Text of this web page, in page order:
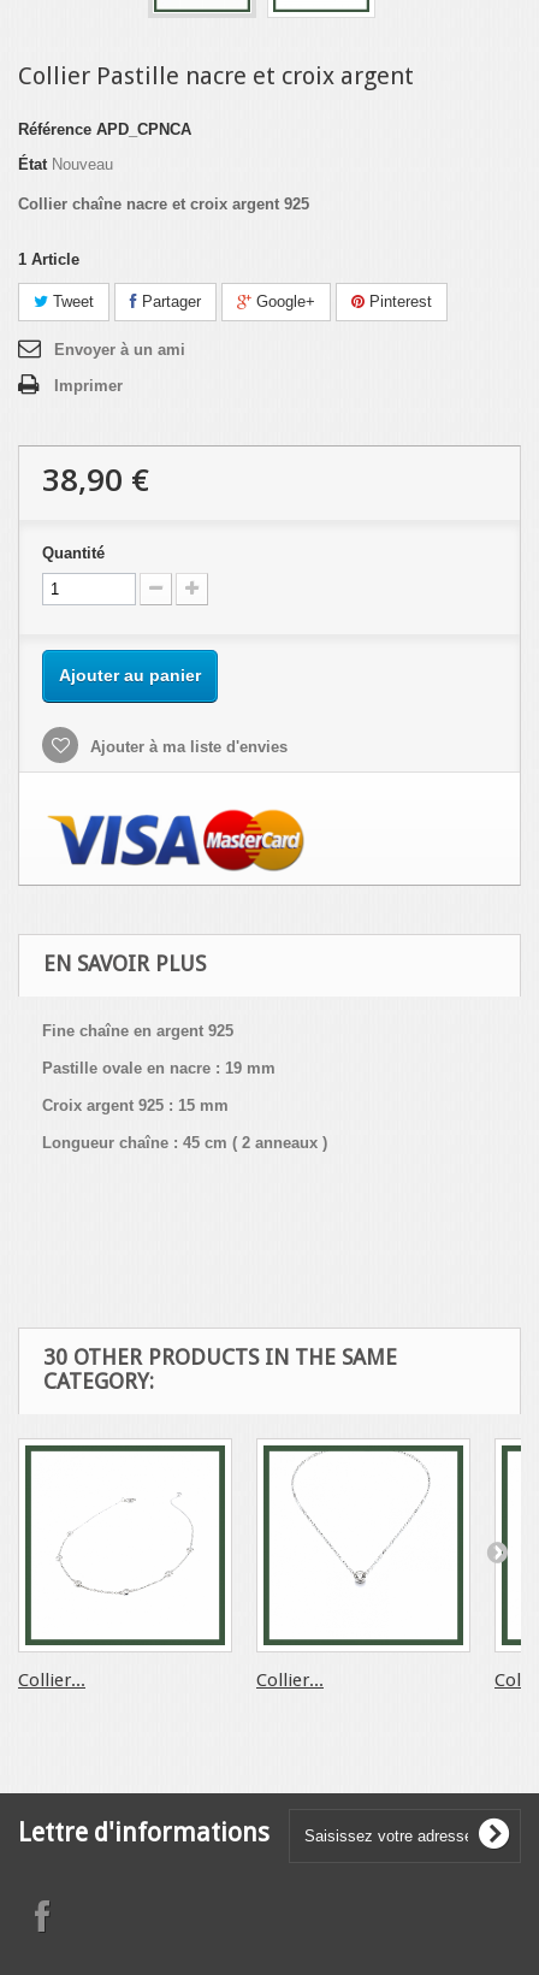
Collier Pastille nacre et croix argent
Référence APD_CPNCA
État Nouveau
Collier chaîne nacre et croix argent 925
1 Article
Tweet Partager Google+ Pinterest
Envoyer à un ami
Imprimer
38,90 €
Quantité
Ajouter au panier
Ajouter à ma liste d'envies
EN SAVOIR PLUS
Fine chaîne en argent 925
Pastille ovale en nacre : 19 mm
Croix argent 925 : 15 mm
Longueur chaîne : 45 cm ( 2 anneaux )
30 OTHER PRODUCTS IN THE SAME
CATEGORY:
Collier... Collier...
Lettre d'informations